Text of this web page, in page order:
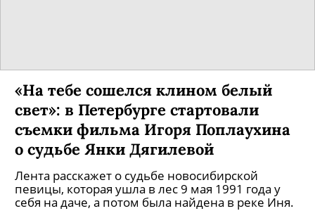
«Ленфильм» открывает
пространство KINO CORNER — с
мастер-классами, концертами,
лекциями и кинопоказами
Новое место станет первым культурно-
событийным на Петроградской стороне.